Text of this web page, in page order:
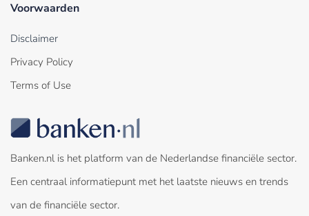
Voorwaarden
Disclaimer
Privacy Policy
Terms of Use
Banken.nl is het platform van de Nederlandse financiële sector.
Een centraal informatiepunt met het laatste nieuws en trends
van de financiële sector.